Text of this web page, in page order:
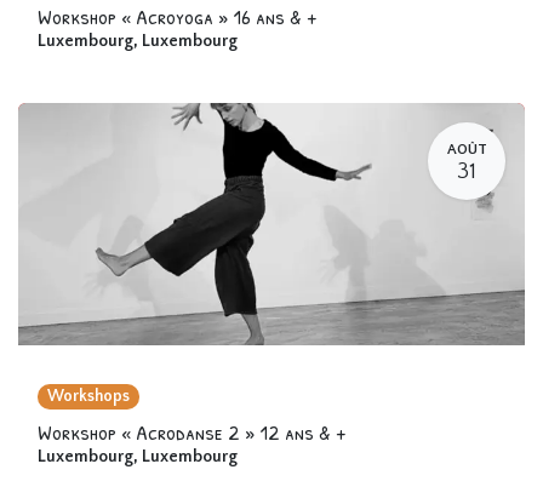
Workshop « Acroyoga » 16 ans & +
Luxembourg, Luxembourg
AOÛT
31
Workshops
Workshop « Acrodanse 2 » 12 ans & +
Luxembourg, Luxembourg